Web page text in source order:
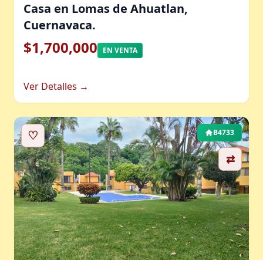
Casa en Lomas de Ahuatlan,
Cuernavaca.
$1,700,000 EN VENTA
Ver Detalles →
♡
⇄
B4733